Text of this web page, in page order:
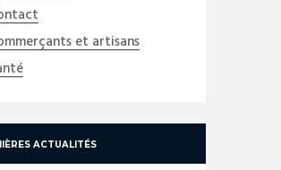
et artisans
ACTUALITÉS